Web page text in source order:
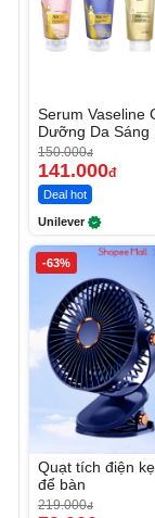
Serum Vaseline
Dưỡng Da Sáng
Ngày
150.000đ
141.000đ
Deal hot
Unilever
-63%
Quạt tích điện
để bàn
219.000đ